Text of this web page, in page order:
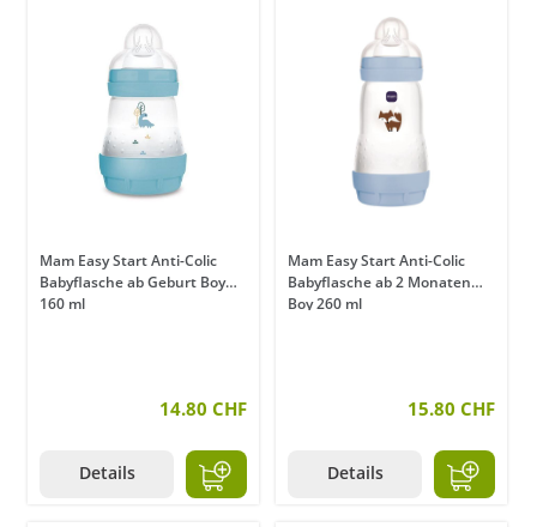
Mam Easy Start Anti-Colic
Babyflasche ab Geburt Boy
160 ml
14.80 CHF
Details
Mam Easy Start Anti-Colic
Babyflasche ab 2 Monaten
Boy 260 ml
15.80 CHF
Details